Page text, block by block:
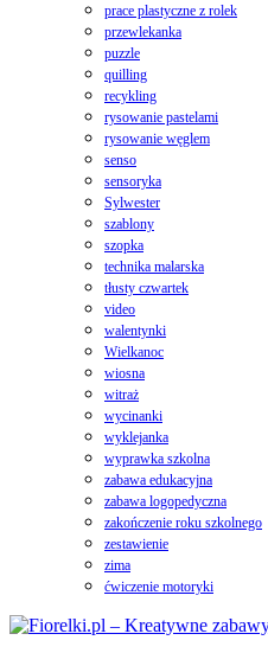
prace plastyczne z rolek
przewlekanka
puzzle
quilling
recykling
rysowanie pastelami
rysowanie węglem
senso
sensoryka
Sylwester
szablony
szopka
technika malarska
tłusty czwartek
video
walentynki
Wielkanoc
wiosna
witraż
wycinanki
wyklejanka
wyprawka szkolna
zabawa edukacyjna
zabawa logopedyczna
zakończenie roku szkolnego
zestawienie
zima
ćwiczenie motoryki